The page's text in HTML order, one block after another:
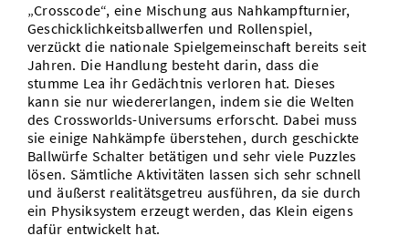
„Crosscode“, eine Mischung aus Nahkampfturnier,
Geschicklichkeitsballwerfen und Rollenspiel,
verzückt die nationale Spielgemeinschaft bereits seit
Jahren. Die Handlung besteht darin, dass die
stumme Lea ihr Gedächtnis verloren hat. Dieses
kann sie nur wiedererlangen, indem sie die Welten
des Crossworlds-Universums erforscht. Dabei muss
sie einige Nahkämpfe überstehen, durch geschickte
Ballwürfe Schalter betätigen und sehr viele Puzzles
lösen. Sämtliche Aktivitäten lassen sich sehr schnell
und äußerst realitätsgetreu ausführen, da sie durch
ein Physiksystem erzeugt werden, das Klein eigens
dafür entwickelt hat.